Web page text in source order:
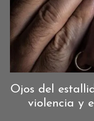
Ojos del
violencia y